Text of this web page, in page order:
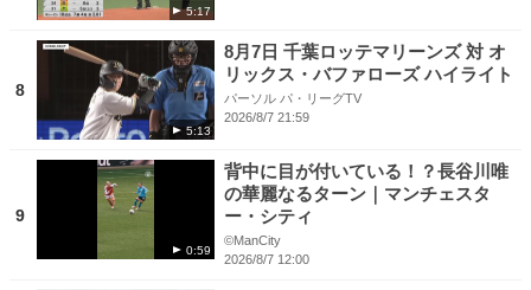
5:17
8
5:13
8月7日 千葉ロッテマリーンズ 対 オ
リックス・バファローズ ハイライト
パーソル パ・リーグTV
2026/8/7 21:59
9
0:59
背中に目が付いている！？長谷川唯
の華麗なるターン｜マンチェスタ
ー・シティ
©ManCity
2026/8/7 12:00